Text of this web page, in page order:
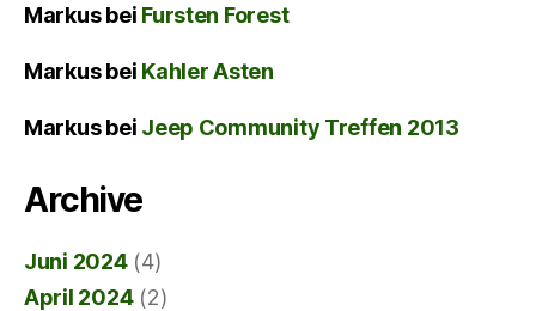
Markusbei Fursten Forest
Markusbei Kahler Asten
Markusbei Jeep Community Treffen 2013
Archive
Juni 2024(4)
April 2024(2)